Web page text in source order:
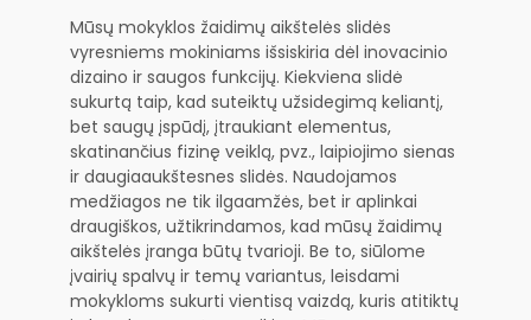
Mūsų mokyklos žaidimų aikštelės slidės
vyresniems mokiniams išsiskiria dėl inovacinio
dizaino ir saugos funkcijų. Kiekviena slidė
sukurtą taip, kad suteiktų užsidegimą keliantį,
bet saugų įspūdį, įtraukiant elementus,
skatinančius fizinę veiklą, pvz., laipiojimo sienas
ir daugiaaukštesnes slidės. Naudojamos
medžiagos ne tik ilgaamžės, bet ir aplinkai
draugiškos, užtikrindamos, kad mūsų žaidimų
aikštelės įranga būtų tvarioji. Be to, siūlome
įvairių spalvų ir temų variantus, leisdami
mokykloms sukurti vientisą vaizdą, kuris atitiktų